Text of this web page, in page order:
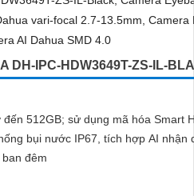
DH-IPC-HDW3649T-ZS-IL-
512GB; sử dụng mã hóa Smart
bụi nước IP67, tích hợp AI nhận
đêm